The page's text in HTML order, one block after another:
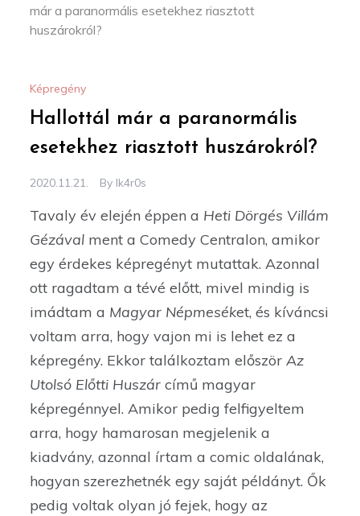
már a paranormális esetekhez riasztott
huszárokról?
Képregény
Hallottál már a paranormális
esetekhez riasztott huszárokról?
2020.11.21. By Ik4r0s
Tavaly év elején éppen a Heti Dörgés Villám
Gézával ment a Comedy Centralon, amikor
egy érdekes képregényt mutattak. Azonnal
ott ragadtam a tévé előtt, mivel mindig is
imádtam a Magyar Népmeséket, és kíváncsi
voltam arra, hogy vajon mi is lehet ez a
képregény. Ekkor találkoztam előszörAz
Utolsó Előtti Huszárcímű magyar
képregénnyel. Amikor pedig felfigyeltem
arra, hogy hamarosan megjelenik a
kiadvány, azonnal írtam a comic oldalának,
hogyan szerezhetnék egy saját példányt. Ők
pedig voltak olyan jó fejek, hogy az